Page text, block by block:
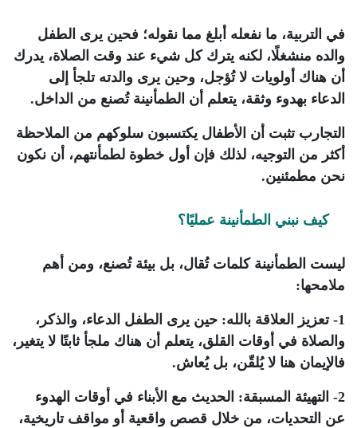
في التربية، ما نفعله أبلغ مما نقوله؛ فحين يرى الطفل
والده منشغلًا، لكنه يترك كل شيء عند وقت الصلاة، يدرك
أن هناك أولويات لا تُؤجل، وحين يرى والدته تلجأ إلى
الدعاء بهدوء وثقة، يتعلم أن الطمأنينة تُصنع من الداخل.
التجارب تثبت أن الأطفال يكتسبون سلوكهم من الملاحظة
أكثر من التوجيه، لذلك فإن أول خطوة لطمأنتهم، أن نكون
نحن مطمئنين.
كيف نبني الطمأنينة عمليًا؟
ليست الطمأنينة كلمات تُقال، بل بيئة تُصنع، ومن أهم
ملامحها:
1- تعزيز العلاقة بالله: حين يرى الطفل الدعاء، والذكر،
والصلاة في أوقات القلق، يتعلم أن هناك ملجأ ثابتًا لا يتغير،
فالإيمان هنا لا يُلقّن، بل يُعاش.
2- التهيئة المسبقة: الحديث مع الأبناء في أوقات الهدوء
عن التحديات، من خلال قصص واقعية أو مواقف تاريخية،